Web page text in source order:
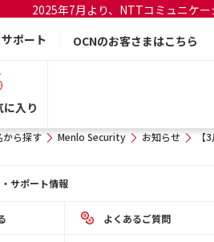
2025年7月より、NTTコミュニケ
ポート
OCNのお客さまはこちら
入り
から探す Menlo Security お知らせ
サポート情報
よくあるご質問